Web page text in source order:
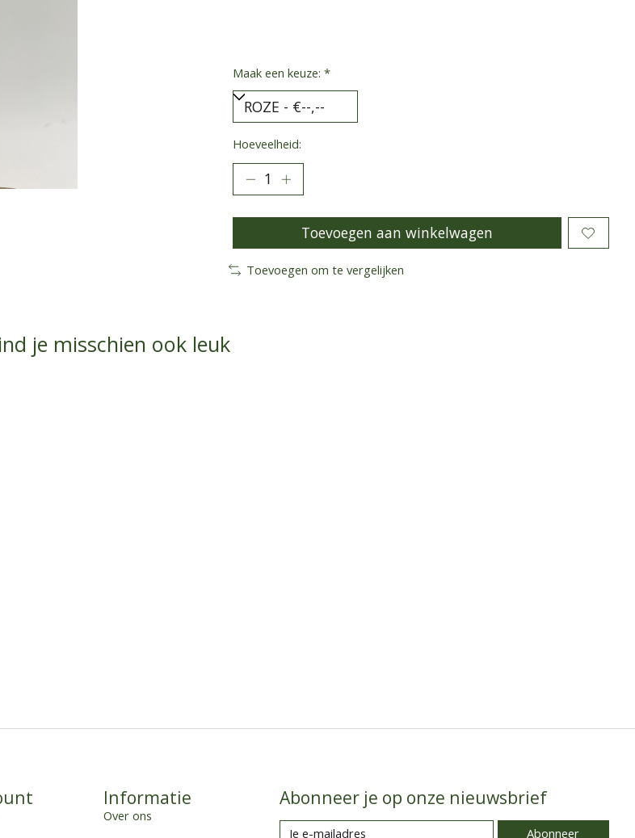
Maak een keuze: *
Hoeveelheid:
Toevoegen aan winkelwagen
Toevoegen om te vergelijken
je misschien ook leuk
Informatie
Over ons
Abonneer je op onze nieuwsbrief
Abonneer